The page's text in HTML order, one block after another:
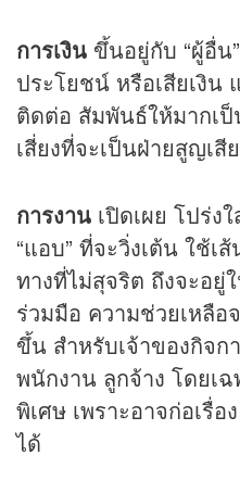
การเงิน ขึ้นอยู่กับ “ผู้อื่น
ประโยชน์ หรือเสียเงิน
ติดต่อ สัมพันธ์ให้มากเ
เสี่ยงที่จะเป็นฝ่ายสูญเสี
การงาน เปิดเผย โปร่ง
“แอบ” ที่จะวิ่งเต้น ใช้
ทางที่ไม่สุจริต ถึงจะอ
ร่วมมือ ความช่วยเหลื
ขึ้น สำหรับเจ้าของกิจก
พนักงาน ลูกจ้าง โดยเ
พิเศษ เพราะอาจก่อเรื่
ได้